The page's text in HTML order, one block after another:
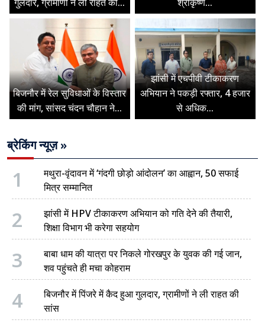
बिजनौर में रेल सुविधाओं के विस्तार
की मांग, सांसद चंदन चौहान ने...
झांसी में एचपीवी टीकाकरण
अभियान ने पकड़ी रफ्तार, 4 हजार
से अधिक...
ब्रेकिंग न्यूज़ »
1
मथुरा-वृंदावन में ‘गंदगी छोड़ो आंदोलन’ का आह्वान, 50 सफाई
मित्र सम्मानित
2
झांसी में HPV टीकाकरण अभियान को गति देने की तैयारी,
शिक्षा विभाग भी करेगा सहयोग
3
बाबा धाम की यात्रा पर निकले गोरखपुर के युवक की गई जान,
शव पहुंचते ही मचा कोहराम
4
बिजनौर में पिंजरे में कैद हुआ गुलदार, ग्रामीणों ने ली राहत की
सांस